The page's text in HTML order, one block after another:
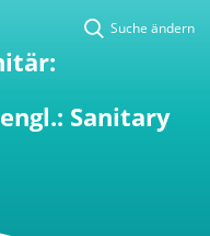
Suche ändern
Sanitary